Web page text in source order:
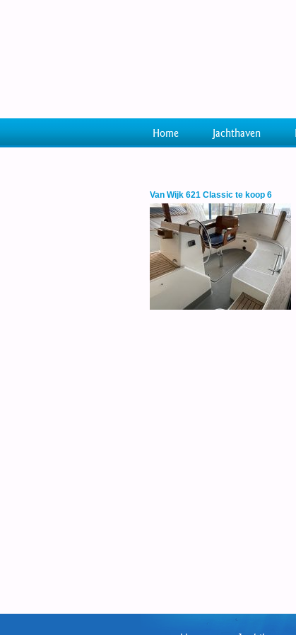
Home Jachthaven
Van Wijk 621 Classic te koop 6